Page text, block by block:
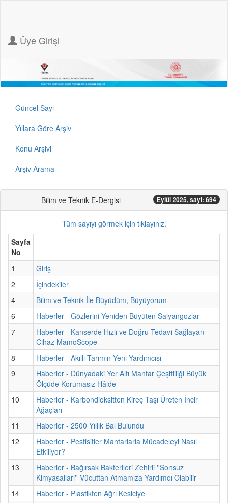
Üye Girişi
Güncel Sayı
Yıllara Göre Arşiv
Konu Arşivi
Arşiv Arama
Bilim ve Teknik E-Dergisi Eylül 2025, sayi: 694
Tüm sayıyı görmek için tıklayınız.
Sayfa
No
1
Giriş
2
İçindekiler
4
Bilim ve Teknik İle Büyüdüm, Büyüyorum
6
Haberler - Gözlerini Yeniden Büyüten Salyangozlar
7
Haberler - Kanserde Hızlı ve Doğru Tedavi Sağlayan
Cihaz MamoScope
8
Haberler - Akıllı Tarımın Yeni Yardımcısı
9
Haberler - Dünyadaki Yer Altı Mantar Çeşitliliği Büyük
Ölçüde Korumasız Hâlde
10
Haberler - Karbondioksitten Kireç Taşı Üreten İncir
Ağaçları
11
Haberler - 2500 Yıllık Bal Bulundu
12
Haberler - Pestisitler Mantarlarla Mücadeleyi Nasıl
Etkiliyor?
13
Haberler - Bağırsak Bakterileri Zehirli ''Sonsuz
Kimyasalları'' Vücuttan Atmamıza Yardımcı Olabilir
14
Haberler - Plastikten Ağrı Kesiciye